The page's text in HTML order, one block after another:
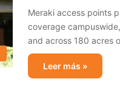
Meraki access points
coverage
and across 180 acres
Leer más »